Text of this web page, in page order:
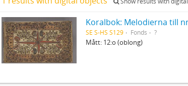
Koralbok: Melodierna till
SE S-HS S129 Fonds ?
Mått: 12:o (oblong)